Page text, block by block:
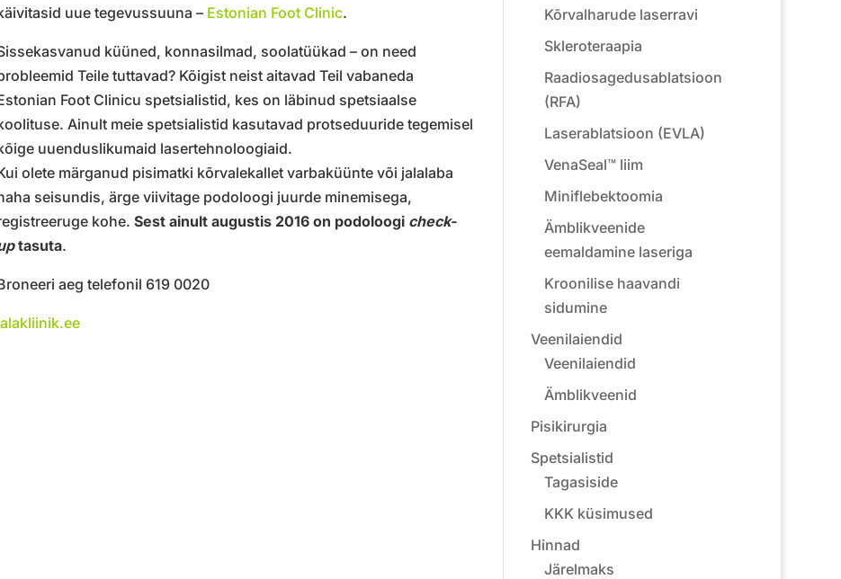
uue tegevussuuna – Estonian Foot Clinic.
küüned, konnasilmad, soolatüükad – on need
Teile tuttavad? Kõigist neist aitavad Teil vabaneda
Foot Clinicu spetsialistid, kes on läbinud spetsiaalse
Ainult meie spetsialistid kasutavad protseduuride tegemisel
uuenduslikumaid lasertehnoloogiaid.
olete märganud pisimatki kõrvalekallet varbaküünte või jalalaba
seisundis, ärge viivitage podoloogi juurde minemisega,
kohe.Sest ainult augustis 2016 on podoloogi check-
tasuta.
aeg telefonil 619 0020
Kõrvalharude laserravi
Skleroteraapia
Raadiosagedusablatsioon
(RFA)
Laserablatsioon (EVLA)
VenaSeal™ liim
Miniflebektoomia
Ämblikveenide
eemaldamine laseriga
Kroonilise haavandi
sidumine
Veenilaiendid
Veenilaiendid
Ämblikveenid
Pisikirurgia
Spetsialistid
Tagasiside
KKK küsimused
Hinnad
Järelmaks